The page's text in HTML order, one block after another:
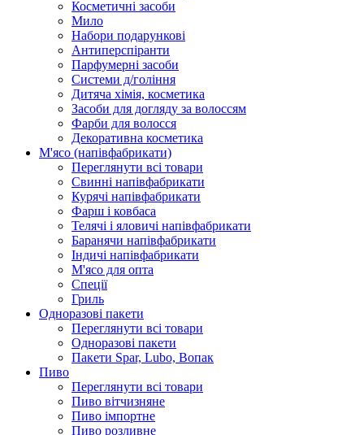
Косметичні засоби
Мило
Набори подарункові
Антиперспіранти
Парфумерні засоби
Системи д/гоління
Дитяча хімія, косметика
Засоби для догляду за волоссям
Фарби для волосся
Декоративна косметика
М'ясо (напiвфабрикати)
Переглянути всі товари
Свиннi напiвфабрикати
Курячi напiвфабрикати
Фарш i ковбаса
Телячi i яловичi напiвфабрикати
Баранячи напiвфабрикати
Iндичi напiвфабрикати
М'ясо для опта
Спеції
Гриль
Одноразові пакети
Переглянути всі товари
Одноразові пакети
Пакети Spar, Lubo, Вопак
Пиво
Переглянути всі товари
Пиво вітчизняне
Пиво імпортне
Пиво розливне